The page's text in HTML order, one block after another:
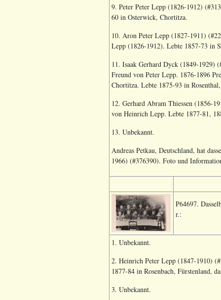
9. Peter Peter Lepp (1826-1912)
60 in Osterwick, Chortitza.
10. Aron Peter Lepp (1827-1911)
Lepp (1826-1912). Lebte 1857-73 in
11. Isaak Gerhard Dyck (1849-1929)
Freund von Peter Lepp. 1876-1896
Chortitza. Lebte 1875-93 in
12. Gerhard Abram Thiessen (1856-
von Heinrich Lepp. Lebte 1877-81,
13. Unbekannt.
Andreas Petkau, Deutschland, hat
1966) (#376390). Foto und
P64697.
r.:
1. Unbekannt.
2. Heinrich Peter Lepp (1847-1910)
1877-84 in Rosenbach, Fürstenland,
3. Unbekannt.